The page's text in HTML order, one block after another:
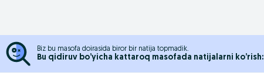
Biz bu masofa doirasida biror bir natija topmadik.
Bu qidiruv bo’yicha kattaroq masofada natijalarni ko’rish: